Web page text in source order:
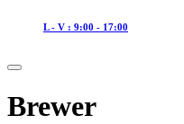
L - V : 9:00 - 17:00
Brewer